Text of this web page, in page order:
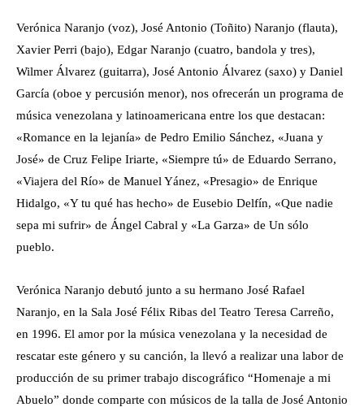
Verónica Naranjo (voz), José Antonio (Toñito) Naranjo (flauta),
Xavier Perri (bajo), Edgar Naranjo (cuatro, bandola y tres),
Wilmer Álvarez (guitarra), José Antonio Álvarez (saxo) y Daniel
García (oboe y percusión menor), nos ofrecerán un programa de
música venezolana y latinoamericana entre los que destacan:
«Romance en la lejanía» de Pedro Emilio Sánchez, «Juana y
José» de Cruz Felipe Iriarte, «Siempre tú» de Eduardo Serrano,
«Viajera del Río» de Manuel Yánez, «Presagio» de Enrique
Hidalgo, «Y tu qué has hecho» de Eusebio Delfín, «Que nadie
sepa mi sufrir» de Ángel Cabral y «La Garza» de Un sólo
pueblo.
Verónica Naranjo debutó junto a su hermano José Rafael
Naranjo, en la Sala José Félix Ribas del Teatro Teresa Carreño,
en 1996. El amor por la música venezolana y la necesidad de
rescatar este género y su canción, la llevó a realizar una labor de
producción de su primer trabajo discográfico “Homenaje a mi
Abuelo” donde comparte con músicos de la talla de José Antonio